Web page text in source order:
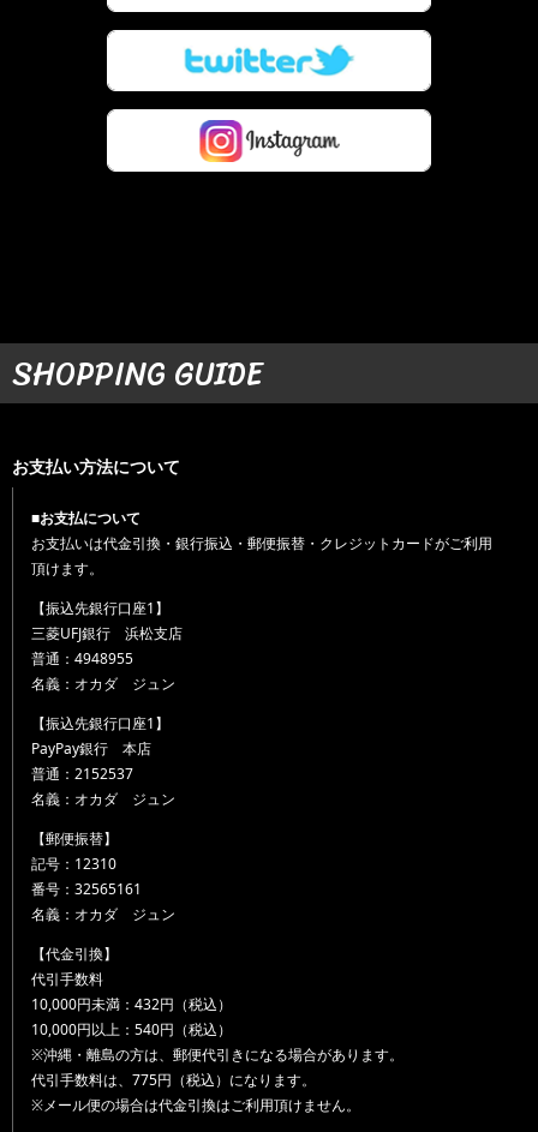
SHOPPING GUIDE
お支払い方法について
■お支払について
お支払いは代金引換・銀行振込・郵便振替・クレジットカードがご利用
頂けます。
【振込先銀行口座1】
三菱UFJ銀行 浜松支店
普通：4948955
名義：オカダ ジュン
【振込先銀行口座1】
PayPay銀行 本店
普通：2152537
名義：オカダ ジュン
【郵便振替】
記号：12310
番号：32565161
名義：オカダ ジュン
【代金引換】
代引手数料
10,000円未満：432円（税込）
10,000円以上：540円（税込）
※沖縄・離島の方は、郵便代引きになる場合があります。
代引手数料は、775円（税込）になります。
※メール便の場合は代金引換はご利用頂けません。